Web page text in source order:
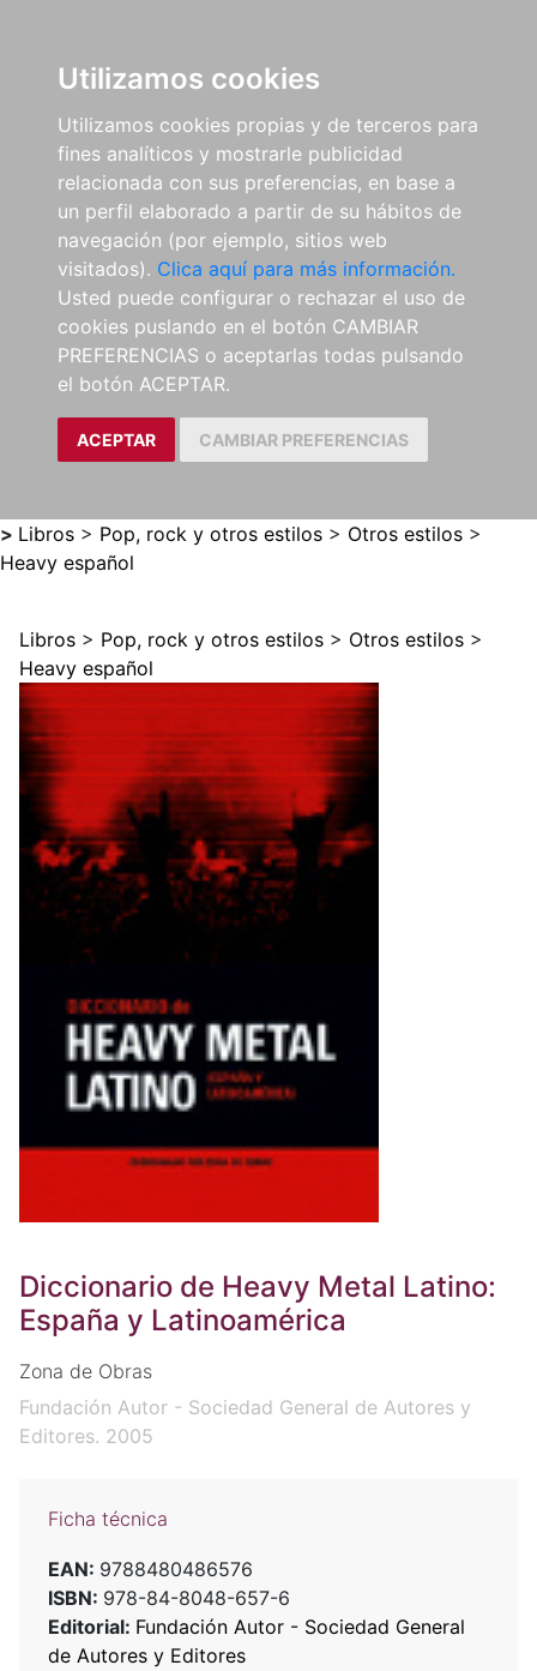
Utilizamos cookies
Utilizamos cookies propias y de terceros para
fines analíticos y mostrarle publicidad
relacionada con sus preferencias, en base a
un perfil elaborado a partir de su hábitos de
navegación (por ejemplo, sitios web
visitados). Clica aquí para más información.
Usted puede configurar o rechazar el uso de
cookies puslando en el botón CAMBIAR
PREFERENCIAS o aceptarlas todas pulsando
el botón ACEPTAR.
ACEPTAR CAMBIAR PREFERENCIAS
> Libros > Pop, rock y otros estilos > Otros estilos >
Heavy español
Libros > Pop, rock y otros estilos > Otros estilos >
Heavy español
Diccionario de Heavy Metal Latino:
España y Latinoamérica
Zona de Obras
Fundación Autor - Sociedad General de Autores y
Editores. 2005
Ficha técnica
EAN: 9788480486576
ISBN: 978-84-8048-657-6
Editorial: Fundación Autor - Sociedad General
de Autores y Editores